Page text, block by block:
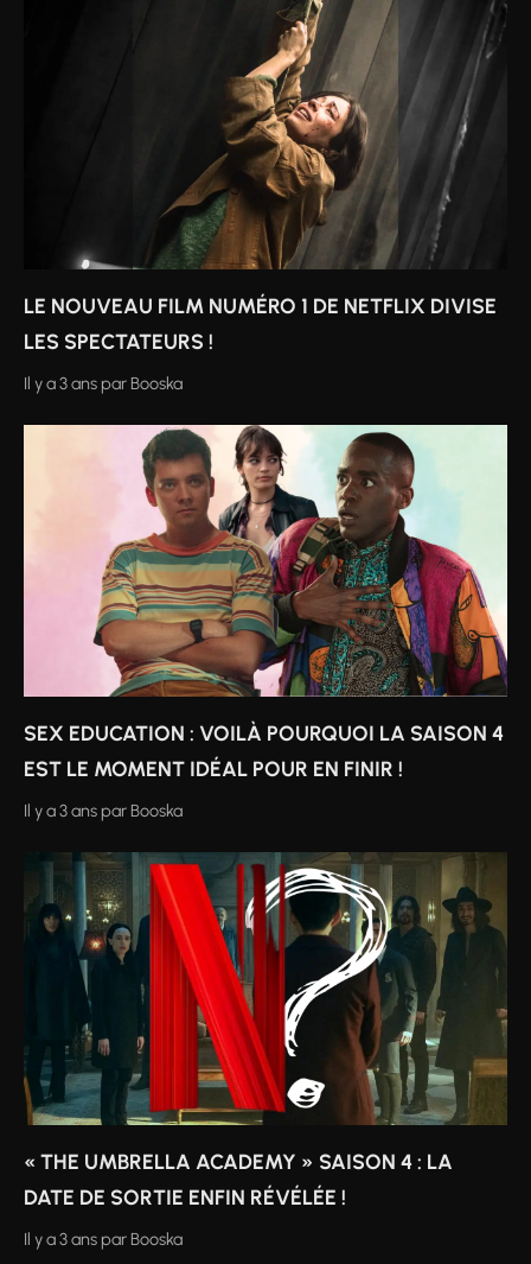
LE NOUVEAU FILM NUMÉRO 1 DE NETFLIX DIVISE
LES SPECTATEURS !
Il y a 3 ans par Booska
SEX EDUCATION : VOILÀ POURQUOI LA SAISON 4
EST LE MOMENT IDÉAL POUR EN FINIR !
Il y a 3 ans par Booska
« THE UMBRELLA ACADEMY » SAISON 4 : LA
DATE DE SORTIE ENFIN RÉVÉLÉE !
Il y a 3 ans par Booska